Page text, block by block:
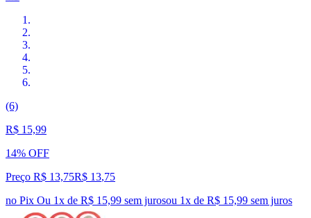
(6)
R$ 15,99
14% OFF
Preço R$ 13,75R$ 13,75
no Pix Ou 1x de R$ 15,99 sem jurosou 1x de R$ 15,99 sem juros